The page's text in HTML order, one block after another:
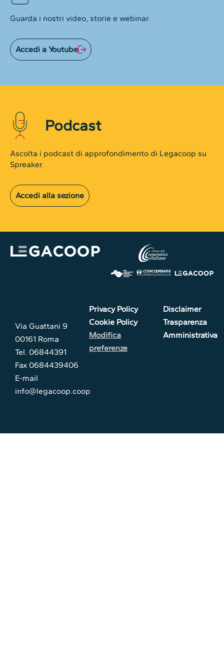
Guarda i nostri video, storie e webinar.
Accedi a Youtube
Podcast
Ascolta i podcast di approfondimento di Legacoop su
Spreaker.
Accedi alla sezione
Via Guattani 9
00161 Roma
Tel. 06844391
Fax 0684439406
E-mail
info@legacoop.coop
Privacy Policy
Cookie Policy
Modifica
preferenze
Disclaimer
Trasparenza
Amministrativa